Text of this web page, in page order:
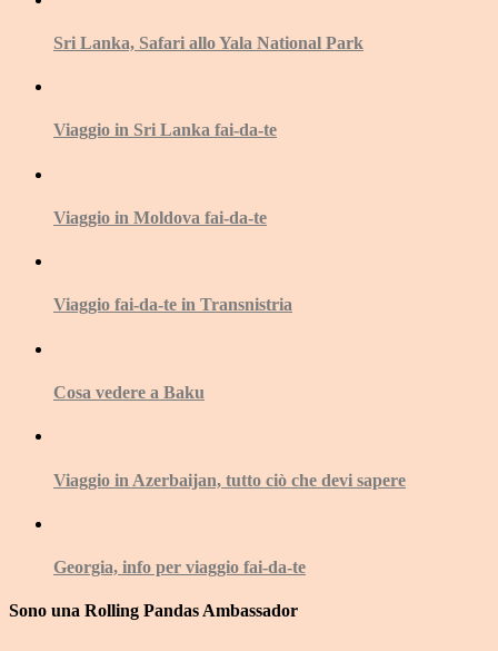
Sri Lanka, Safari allo Yala National Park
Viaggio in Sri Lanka fai-da-te
Viaggio in Moldova fai-da-te
Viaggio fai-da-te in Transnistria
Cosa vedere a Baku
Viaggio in Azerbaijan, tutto ciò che devi sapere
Georgia, info per viaggio fai-da-te
Sono una Rolling Pandas Ambassador